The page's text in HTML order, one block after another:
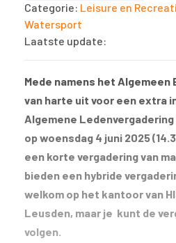
Categorie: Leisure en
Watersport
Laatste update:
Mede namens het Algemeen
van harte uit voor een extra
Algemene Ledenvergadering
op woensdag 4 juni 2025
een korte vergadering van
bieden een hybride
welkom op het kantoor van
Leusden, maar je kunt de
volgen.